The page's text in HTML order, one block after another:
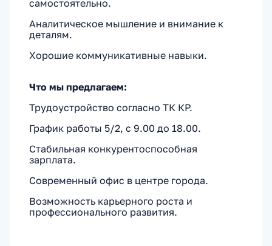
самостоятельно.
Аналитическое мышление и внимание к
деталям.
Хорошие коммуникативные навыки.
Что мы предлагаем:
Трудоустройство согласно ТК КР.
График работы 5/2, с 9.00 до 18.00.
Стабильная конкурентоспособная
зарплата.
Современный офис в центре города.
Возможность карьерного роста и
профессионального развития.